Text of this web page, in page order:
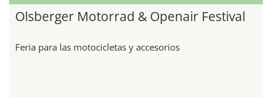
Olsberger Motorrad & Openair Festival
Feria para las motocicletas y accesorios